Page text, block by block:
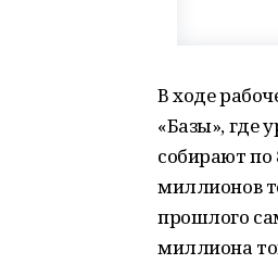
В ходе
«Базы», где
собирают по
миллионов
прошлого
миллиона